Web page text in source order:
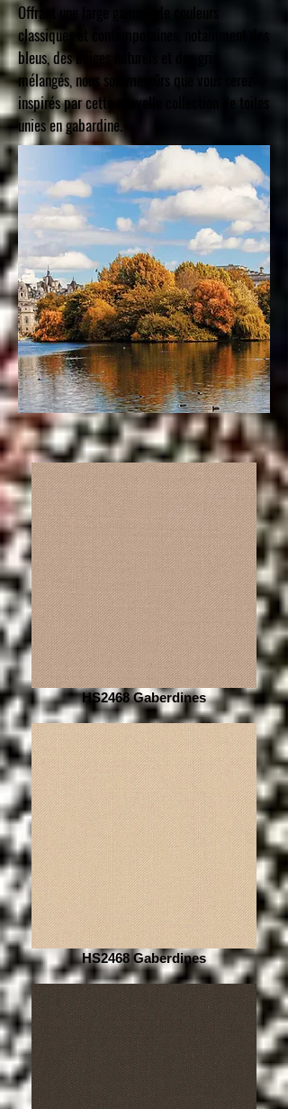
Offrant une large gamme de couleurs
classiques et contemporaines, notamment des
bleus, des beiges naturels et des gris
mélangés, nous sommessûrs que vous serez
inspirés par cette nouvelle collection de toiles
unies en gabardine.
HS2468 Gaberdines
HS2468 Gaberdines